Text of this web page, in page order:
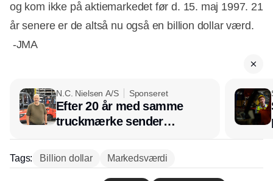
og kom ikke på aktiemarkedet før d. 15. maj 1997. 21
år senere er de altså nu også en billion dollar værd.
-JMA
N.C. Nielsen A/S Sponseret
Efter 20 år med samme
truckmærke sender
lagerchef stafetten videre
hos INOX
Tags: Billion dollar Markedsværdi